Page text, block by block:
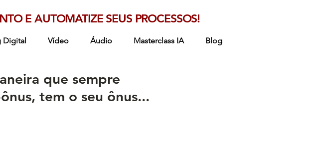
E AUTOMATIZE SEUS PROCESSOS!
Digital Vídeo Áudio Masterclass IA Blog
que sempre
tem o seu ônus...